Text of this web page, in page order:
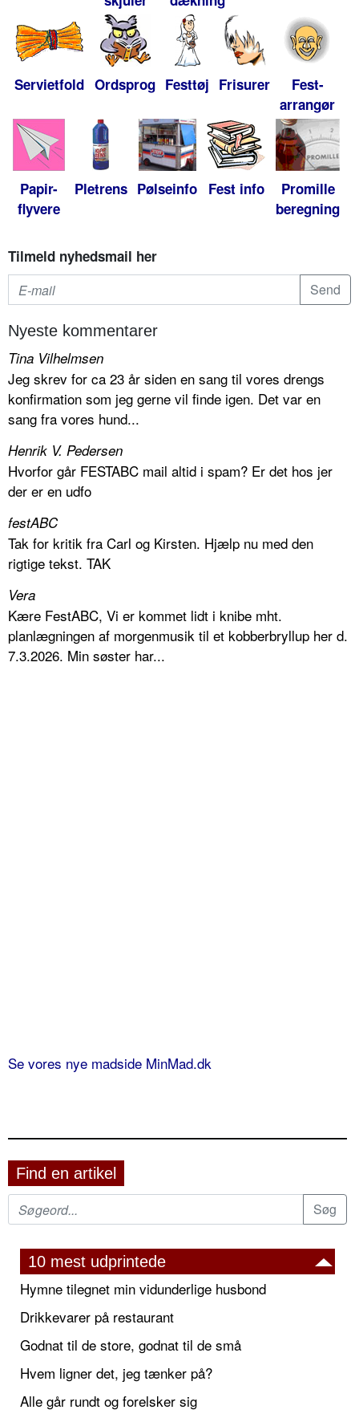
Servietfold Ordsprog Festtøj Frisurer
Fest-
arrangør
Papir-
flyvere
Pletrens Pølseinfo Fest info
Promille
beregning
Tilmeld nyhedsmail her
Nyeste kommentarer
Tina Vilhelmsen
Jeg skrev for ca 23 år siden en sang til vores drengs
konfirmation som jeg gerne vil finde igen. Det var en
sang fra vores hund...
Henrik V. Pedersen
Hvorfor går FESTABC mail altid i spam? Er det hos jer
der er en udfo
festABC
Tak for kritik fra Carl og Kirsten. Hjælp nu med den
rigtige tekst. TAK
Vera
Kære FestABC, Vi er kommet lidt i knibe mht.
planlægningen af morgenmusik til et kobberbryllup her d.
7.3.2026. Min søster har...
Se vores nye madside MinMad.dk
Find en artikel
10 mest udprintede
Hymne tilegnet min vidunderlige husbond
Drikkevarer på restaurant
Godnat til de store, godnat til de små
Hvem ligner det, jeg tænker på?
Alle går rundt og forelsker sig